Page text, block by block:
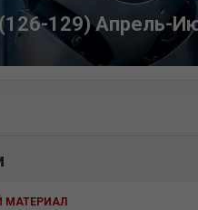
129) Апрель-
МАТЕРИАЛ